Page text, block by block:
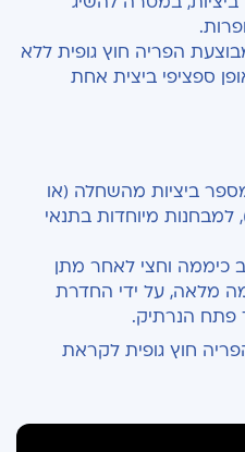
הפריה חוץ גופית ללא
ספציפי ביצית אחת
ביציות מהשחלה (או
למבחנות מיוחדות בתנאי
כיממה וחצי לאחר מתן
מלאה, על ידי החדרת
פתח הנרתיק.
חוץ גופית לקראת